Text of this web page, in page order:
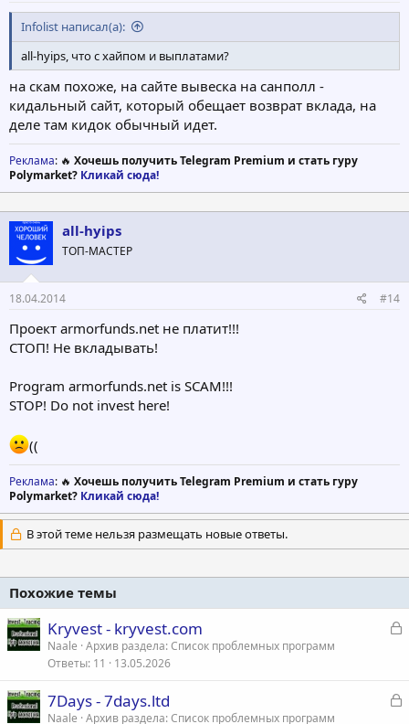
Infolist написал(а):
all-hyips, что с хайпом и выплатами?
на скам похоже, на сайте вывеска на санполл -
кидальный сайт, который обещает возврат вклада, на
деле там кидок обычный идет.
Реклама: 🔥 Хочешь получить Telegram Premium и стать гуру
Polymarket? Кликай сюда!
all-hyips
ТОП-МАСТЕР
18.04.2014 #14
Проект armorfunds.net не платит!!!
СТОП! Не вкладывать!
Program armorfunds.net is SCAM!!!
STOP! Do not invest here!
((
Реклама: 🔥 Хочешь получить Telegram Premium и стать гуру
Polymarket? Кликай сюда!
В этой теме нельзя размещать новые ответы.
Похожие темы
З
Kryvest - kryvest.com
Naale Архив раздела: Список проблемных программ
Ответы 11 13.05.2026
З
7Days - 7days.ltd
Naale Архив раздела: Список проблемных программ